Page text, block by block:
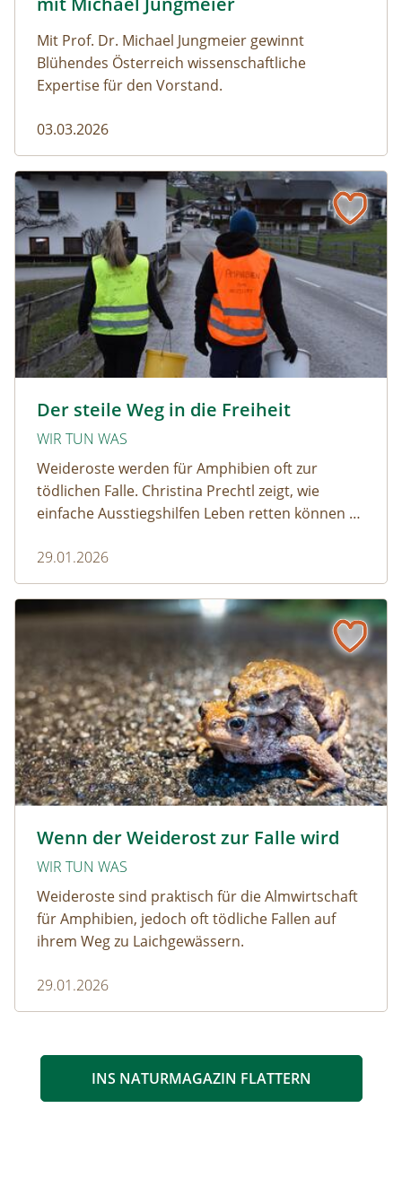
Mit Prof. Dr. Michael Jungmeier gewinnt
Blühendes Österreich wissenschaftliche
Expertise für den Vorstand.
03.03.2026
Der steile Weg in die Freiheit
WIR TUN WAS
Weideroste werden für Amphibien oft zur
tödlichen Falle. Christina Prechtl zeigt, wie
einfache Ausstiegshilfen Leben retten können –
Aufwand.
29.01.2026
Der steile Weg in die Freiheit
Wenn der Weiderost zur Falle wird
WIR TUN WAS
Weideroste sind praktisch für die Almwirtschaft
für Amphibien, jedoch oft tödliche Fallen auf
ihrem Weg zu Laichgewässern.
29.01.2026
Wenn der Weiderost zur Falle wird
INS NATURMAGAZIN FLATTERN